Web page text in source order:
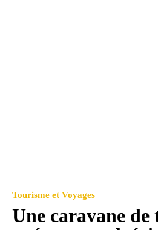
Tourisme et Voyages
Une caravane de